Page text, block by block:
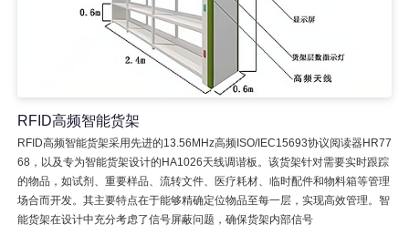
RFID高频智能货架
RFID高频智能货架采用先进的13.56MHz高频ISO/IEC15693协议阅读器HR77
68，以及专为智能货架设计的HA1026天线调谐板。该货架针对需要实时跟踪
的物品，如试剂、重要样品、流转文件、医疗耗材、临时配件和物料箱等管理
场合而开发。其主要特点在于能够精确定位物品至每一层，实现高效管理。智
能货架在设计中充分考虑了信号屏蔽问题，确保货架内部信号